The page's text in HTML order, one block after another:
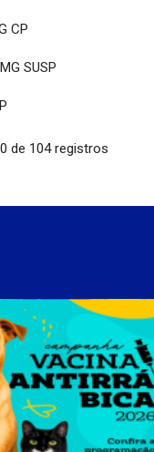
CP
SUSP
de 104 registros